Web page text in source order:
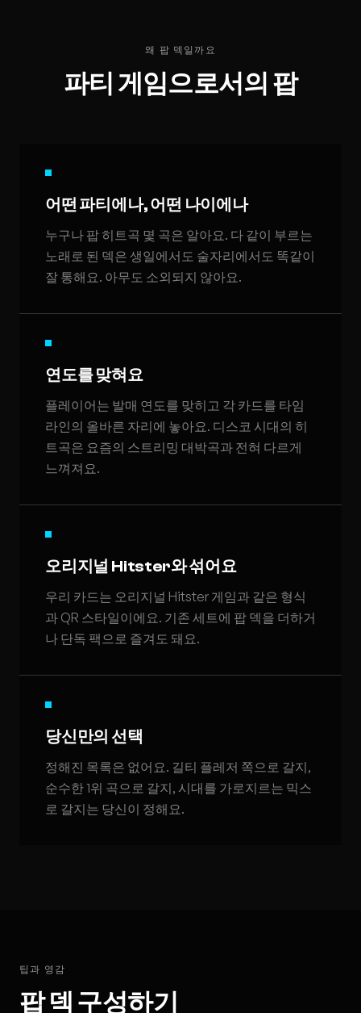
왜 팝 덱일까요
파티 게임으로서의 팝
어떤 파티에나, 어떤 나이에나
누구나 팝 히트곡 몇 곡은 알아요. 다 같이 부르는
노래로 된 덱은 생일에서도 술자리에서도 똑같이
잘 통해요. 아무도 소외되지 않아요.
연도를 맞혀요
플레이어는 발매 연도를 맞히고 각 카드를 타임
라인의 올바른 자리에 놓아요. 디스코 시대의 히
트곡은 요즘의 스트리밍 대박곡과 전혀 다르게
느껴져요.
오리지널 Hitster와 섞어요
우리 카드는 오리지널 Hitster 게임과 같은 형식
과 QR 스타일이에요. 기존 세트에 팝 덱을 더하거
나 단독 팩으로 즐겨도 돼요.
당신만의 선택
정해진 목록은 없어요. 길티 플레저 쪽으로 갈지,
순수한 1위 곡으로 갈지, 시대를 가로지르는 믹스
로 갈지는 당신이 정해요.
팁과 영감
팝 덱 구성하기